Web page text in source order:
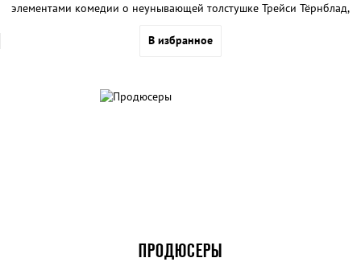
элементами комедии о неунывающей толстушке Трейси Тёрнблад,
телевидение.
В избранное
ПРОДЮСЕРЫ